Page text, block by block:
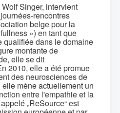
Singer, intervient
rencontres
belge pour la
») en tant que
qualifiée dans le domaine
montante de
elle se dit
2010, elle a été promue
des neurosciences de
mène actuellement un
entre l'empathie et la
„ReSource“ est